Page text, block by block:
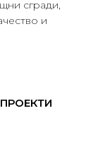
сгради,
и